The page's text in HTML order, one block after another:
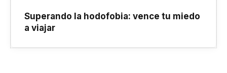
Superando la hodofobia: vence tu miedo
a viajar